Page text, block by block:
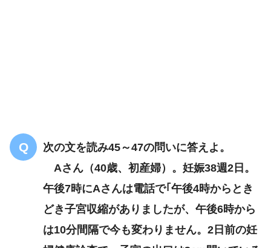
次の文を読み45～47の問いに答えよ。
Aさん（40歳、初産婦）。妊娠38週2日。
午後7時にAさんは電話で｢午後4時からとき
どき子宮収縮がありましたが、午後6時から
は10分間隔で今も変わりません。2日前の妊